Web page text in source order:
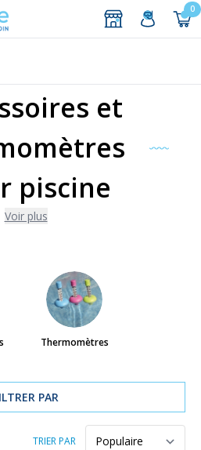
0
et
piscine
Voir plus
Thermomètres
PAR
TRIER PAR